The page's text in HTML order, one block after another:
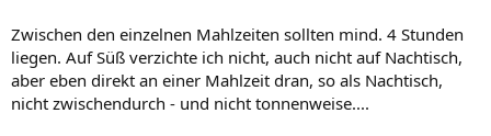
Zwischen den einzelnen Mahlzeiten sollten mind. 4 Stunden
liegen. Auf Süß verzichte ich nicht, auch nicht auf Nachtisch,
aber eben direkt an einer Mahlzeit dran, so als Nachtisch,
nicht zwischendurch - und nicht tonnenweise....